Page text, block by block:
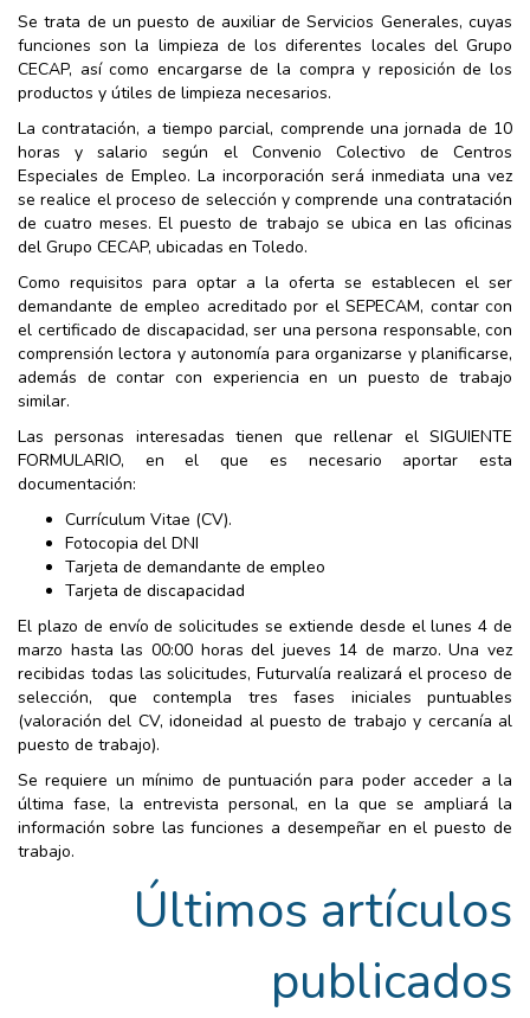
Se trata de un puesto de auxiliar de Servicios Generales, cuyas
funciones son la limpieza de los diferentes locales del Grupo
CECAP, así como encargarse de la compra y reposición de los
productos y útiles de limpieza necesarios.
La contratación, a tiempo parcial, comprende una jornada de 10
horas y salario según el Convenio Colectivo de Centros
Especiales de Empleo. La incorporación será inmediata una vez
se realice el proceso de selección y comprende una contratación
de cuatro meses. El puesto de trabajo se ubica en las oficinas
del Grupo CECAP, ubicadas en Toledo.
Como requisitos para optar a la oferta se establecen el ser
demandante de empleo acreditado por el SEPECAM, contar con
el certificado de discapacidad, ser una persona responsable, con
comprensión lectora y autonomía para organizarse y planificarse,
además de contar con experiencia en un puesto de trabajo
similar.
Las personas interesadas tienen que rellenar el SIGUIENTE
FORMULARIO, en el que es necesario aportar esta
documentación:
Currículum Vitae (CV).
Fotocopia del DNI
Tarjeta de demandante de empleo
Tarjeta de discapacidad
El plazo de envío de solicitudes se extiende desde el lunes 4 de
marzo hasta las 00:00 horas del jueves 14 de marzo. Una vez
recibidas todas las solicitudes, Futurvalía realizará el proceso de
selección, que contempla tres fases iniciales puntuables
(valoración del CV, idoneidad al puesto de trabajo y cercanía al
puesto de trabajo).
Se requiere un mínimo de puntuación para poder acceder a la
última fase, la entrevista personal, en la que se ampliará la
información sobre las funciones a desempeñar en el puesto de
trabajo.
Últimos artículos
publicados